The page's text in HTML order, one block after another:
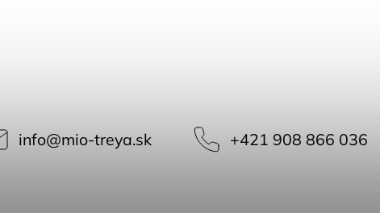
info@mio-treya.sk +421 908 866 036